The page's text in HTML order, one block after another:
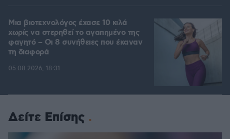
Μια βιοτεχνολόγος έχασε 10 κιλά
χωρίς να στερηθεί το αγαπημένο της
φαγητό – Οι 8 συνήθειες που έκαναν
τη διαφορά
05.08.2026, 18:31
Δείτε Επίσης